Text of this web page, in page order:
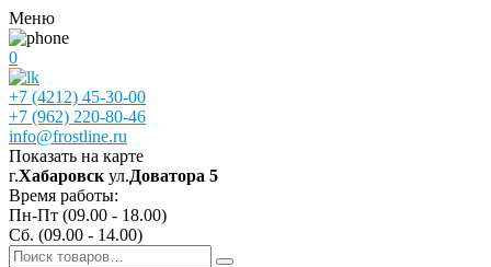
Меню
0
+7 (4212) 45-30-00
+7 (962) 220-80-46
info@frostline.ru
Показать на карте
г.Хабаровск ул.Доватора 5
Время работы:
Пн-Пт (09.00 - 18.00)
Сб. (09.00 - 14.00)